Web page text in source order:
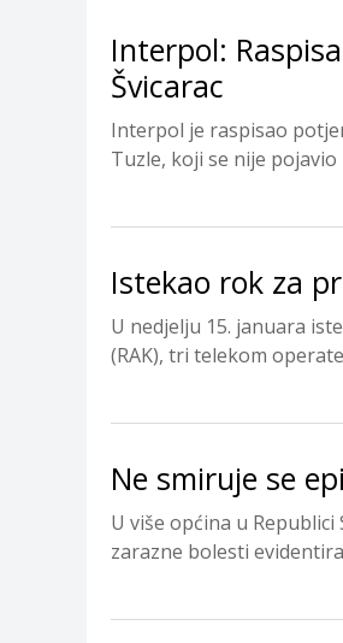
Interpol:
Švicarac
Interpol je raspisao
Tuzle, koji se nije
Istekao rok za
U nedjelju 15. januara
(RAK), tri telekom
Ne smiruje se
U više općina u
zarazne bolesti